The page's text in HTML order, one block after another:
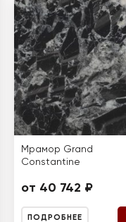
Мрамор Grand
Constantine
от 40 742 ₽
ПОДРОБНЕЕ